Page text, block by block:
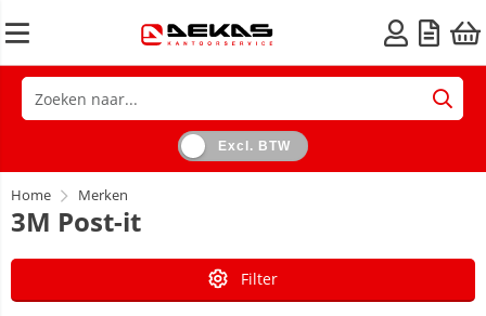
Excl. BTW
Home Merken
3M Post-it
Filter